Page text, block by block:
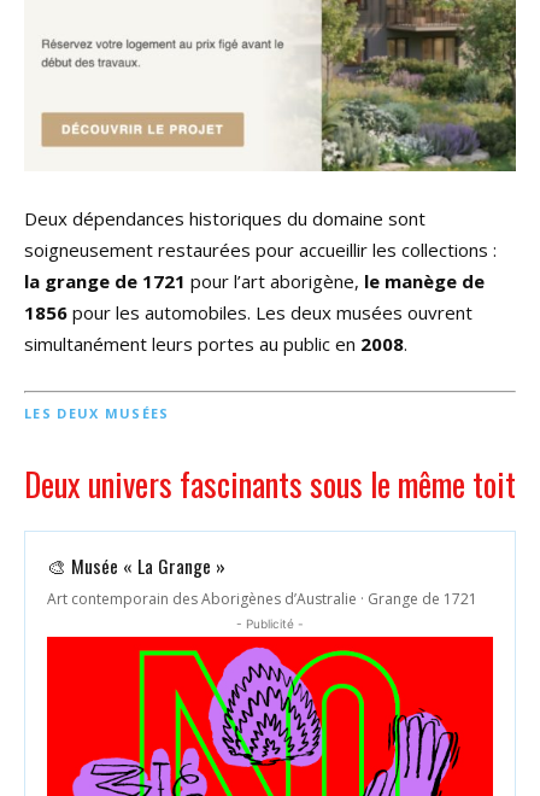
Deux dépendances historiques du domaine sont
soigneusement restaurées pour accueillir les collections :
la grange de 1721 pour l’art aborigène, le manège de
1856 pour les automobiles. Les deux musées ouvrent
simultanément leurs portes au public en 2008.
LES DEUX MUSÉES
Deux univers fascinants sous le même toit
🎨 Musée « La Grange »
Art contemporain des Aborigènes d’Australie · Grange de 1721
- Publicité -